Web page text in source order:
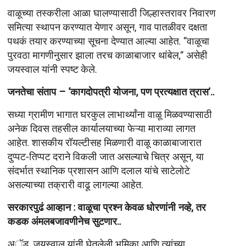
वाळूच्या तस्करीला आळा घालण्यासाठी जिल्हास्तरावर निवारण
समित्या स्थापन करण्यात येणार असून, गाव पातळीवर दक्षता
पथकं तयार करण्याच्या सूचना देण्यात आल्या आहेत. “वाळूचा
पुरवठा मागणीनुसार झाला तरच काळाबाजार थांबेल,” असेही
जयस्वाल यांनी स्पष्ट केले.
जनतेचा संताप – ‘कागदोपत्री योजना, पण प्रत्यक्षात त्रास’..
सध्या ग्रामीण भागात घरकुल लाभार्थ्यांना वाळू मिळवण्यासाठी
अनेक दिवस तहसील कार्यालयाच्या फेऱ्या माराव्या लागत
आहेत. शासकीय रॉयल्टीसह मिळणारी वाळू काळाबाजारात
दुप्पट-तिप्पट दराने विकली जात असल्याचे चित्र असून, या
संदर्भात स्थानिक प्रशासन आणि दलाल यांचे साटेलोटे
असल्याच्या तक्रारी वाढू लागल्या आहेत.
सरकारपुढं आव्हान : वाळूचा प्रश्न केवळ धोरणांनी नव्हे, तर
कडक अंमलबजावणीनेच सुटणार..